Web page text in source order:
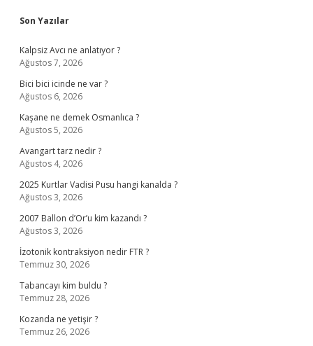
Sidebar
Son Yazılar
Kalpsiz Avcı ne anlatıyor ?
Ağustos 7, 2026
Bici bici icinde ne var ?
Ağustos 6, 2026
Kaşane ne demek Osmanlıca ?
Ağustos 5, 2026
Avangart tarz nedir ?
Ağustos 4, 2026
2025 Kurtlar Vadisi Pusu hangi kanalda ?
Ağustos 3, 2026
2007 Ballon d’Or’u kim kazandı ?
Ağustos 3, 2026
İzotonik kontraksiyon nedir FTR ?
Temmuz 30, 2026
Tabancayı kim buldu ?
Temmuz 28, 2026
Kozanda ne yetişir ?
Temmuz 26, 2026